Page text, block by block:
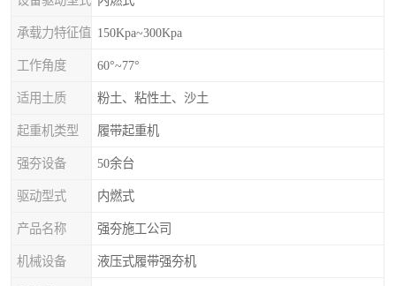
承载力特征值 150Kpa~300Kpa
工作角度 60°~77°
适用土质 粉土、粘性土、沙土
起重机类型 履带起重机
强夯设备 50余台
驱动型式 内燃式
产品名称 强夯施工公司
机械设备 液压式履带强夯机